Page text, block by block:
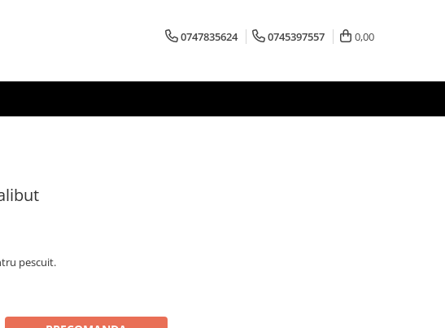
0747835624 0745397557 0,00
pescuit.